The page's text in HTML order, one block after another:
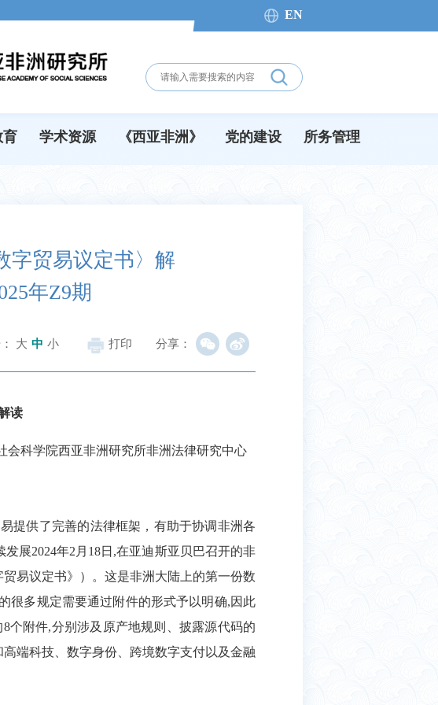
EN
育 学术资源 《西亚非洲》 党的建设 所务管理
字贸易议定书〉解
年Z9期
大 中 小 打印 分享：
读
会科学院西亚非洲研究所非洲法律研究中心
提供了完善的法律框架，有助于协调非洲各
发展2024年2 月 18日 ,在亚迪斯亚贝巴召开的非
易议定书》）。这是非洲大陆上的第一份数
很多规定需要通过附件的形式予以明确,因此
8个附件,分别涉及原产地规则、披露源代码的
端科技、数字身份、跨境数字支付以及金融